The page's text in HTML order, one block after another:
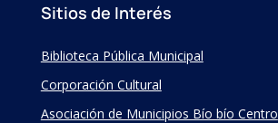
Sitios de Interés
Biblioteca Pública Municipal
Corporación Cultural
Asociación de Municipios Bío bío Centro